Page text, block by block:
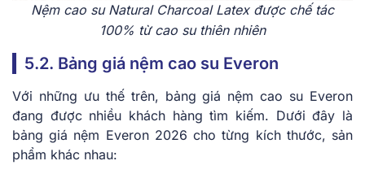
Nệm cao su Natural Charcoal Latex được chế tác
100% từ cao su thiên nhiên
5.2. Bảng giá nệm cao su Everon
Với những ưu thế trên, bảng giá nệm cao su Everon
đang được nhiều khách hàng tìm kiếm. Dưới đây là
bảng giá nệm Everon 2026 cho từng kích thước, sản
phẩm khác nhau: